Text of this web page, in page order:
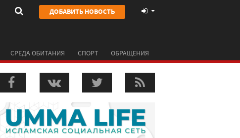
ДОБАВИТЬ НОВОСТЬ
СРЕДА ОБИТАНИЯ СПОРТ ОБРАЩЕНИЯ